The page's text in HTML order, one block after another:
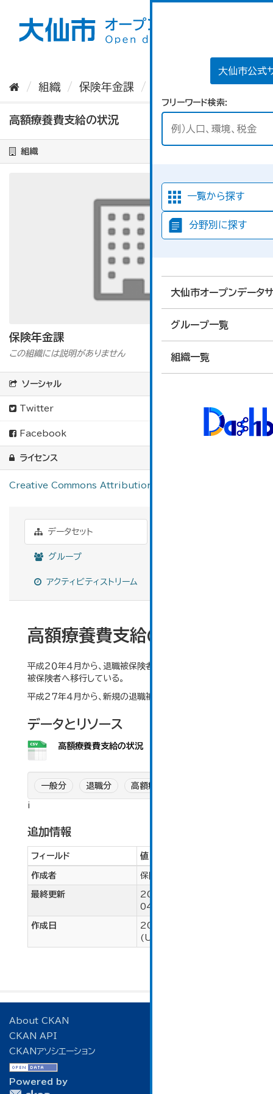
大仙市公式
フリーワード検索
一覧から探す
分野別に探す
大仙市オープンデータ
グループ一覧
組織一覧
組織 保険年金課 高額療養費支給の状況
高額療養費支給の状況
組織
保険年金課
この組織には説明がありません
ソーシャル
Twitter
Facebook
ライセンス
Creative Commons Attribution
データセット
グループ
アクティビティストリーム
高額療養費支給の状況
平成２０年４月から、退職被保険者のうち６５歳以上が一般
被保険者へ移行している。
平成２７年４月から、新規の退職被保険者加入が終了
データとリソース
高額療養費支給の状況
一般分 退職分 高額療養費
i
追加情報
フィールド 値
作成者 保険年金課
最終更新
2026年3月18日,
04:58 (UTC+00:00)
作成日
2024年9月7日, 14:03
(UTC+00:00)
About CKAN
CKAN API
CKANアソシエーション
Powered by